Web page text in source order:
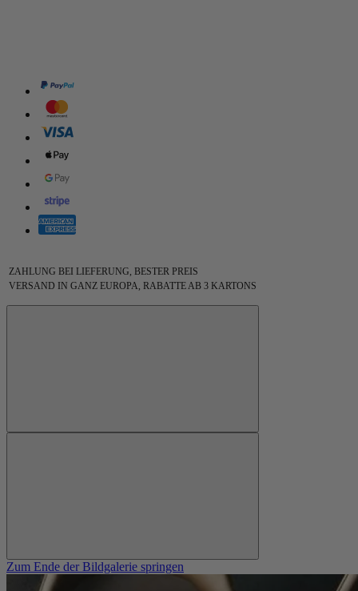
ZAHLUNG BEI LIEFERUNG, BESTER PREIS
VERSAND IN GANZ EUROPA, RABATTE AB 3 KARTONS
Zum Ende der Bildgalerie springen